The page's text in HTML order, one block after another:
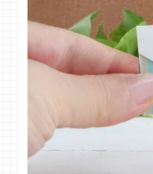
の料金
をチェ
ック
03. 特殊な
封筒の住所
筒の場